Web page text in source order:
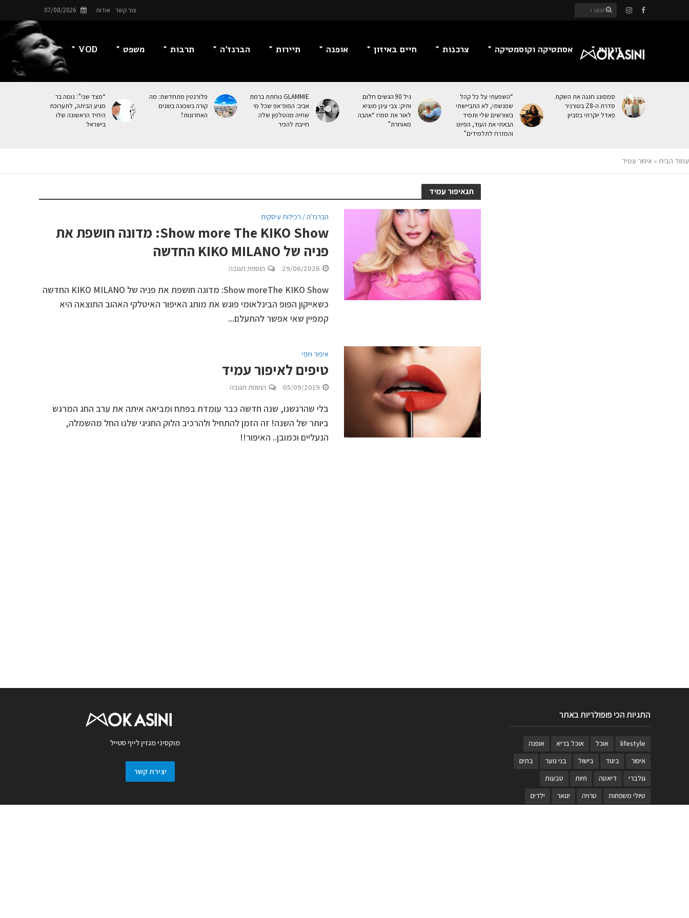
צור קשר אודות 07/08/2026
זוגיות אסתטיקה וקוסמטיקה צרכנות חיים באיזון אופנה תיירות הברנז’ה תרבות משפט VOD
סמסונג חגגה את השקת
סדרת ה-Z8 בטורניר
פאדל יוקרתי בסביון
“השפעתי על כל קהל
שפגשתי, לא התביישתי
בשורשים שלי ותמיד
הבאתי את העוּד, הפיוט
והמזרח לתלמידים”
גיל 90 הגשים חלום
ותיק: צבי עינן מוציא
לאור את ספרו “אהבה
מאוחרת”
GLAMMIE נוחתת ברמת
אביב: הפופ־אפ שכל מי
שחיה מהטלפון שלה
חייבת להכיר
פלורנטין מתחדשת: מה
קורה בשכונה בשנים
האחרונות?
“מצד שני”: נומה בר
מגיע הביתה, לתערוכת
היחיד הראשונה שלו
בישראל
עמוד הבית » איפור עמיד
תגאיפור עמיד
הברנז'ה / רכילות עיסקית
Show more The KIKO Show: מדונה חושפת את
פניה של KIKO MILANO החדשה
29/06/2026 הוספת תגובה
Show moreThe KIKO Show: מדונה חושפת את פניה של KIKO MILANO החדשה
כשאייקון הפופ הבינלאומי פוגש את מותג האיפור האיטלקי האהוב התוצאה היא
קמפיין שאי אפשר להתעלם...
איפור ויופי
טיפים לאיפור עמיד
05/09/2019 הוספת תגובה
בלי שהרגשנו, שנה חדשה כבר עומדת בפתח ומביאה איתה את ערב החג המרגש
ביותר של השנה! זה הזמן להתחיל ולהרכיב הלוק החגיגי שלנו החל מהשמלה,
הנעליים וכמובן.. האיפור!!
מוקסיני מגזין לייף סטייל
יצירת קשר
התגיות הכי פופולריות באתר
lifestyle אוכל אוכל בריא
אופנה
איפור
ביגוד בישול בני נוער
בתים
גולברי
דיאטה חיות
טבעות
טיולי משפחות
טרויה יגואר
ילדים